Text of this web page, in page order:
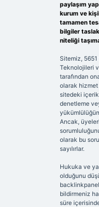
paylaşım
kurum ve
tamamen
bilgiler
niteliği
Sitemiz, 5651
Teknolojileri
tarafından
olarak
sitedeki
denetleme
Ancak,
olarak bu
sayılırlar.
Hukuka ve
olduğunu
bildirmeniz
süre